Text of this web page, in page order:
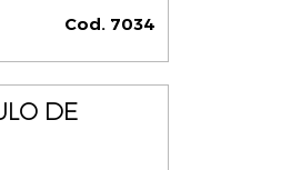
Cod. 7034
DE